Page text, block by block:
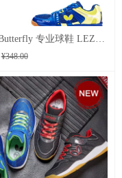
蝴蝶 Butterfly 专业球鞋 LEZOLINE-10
¥348.00